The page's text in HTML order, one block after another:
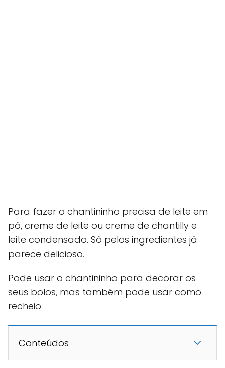
Para fazer o chantininho precisa de leite em
pó, creme de leite ou creme de chantilly e
leite condensado. Só pelos ingredientes já
parece delicioso.
Pode usar o chantininho para decorar os
seus bolos, mas também pode usar como
recheio.
Conteúdos